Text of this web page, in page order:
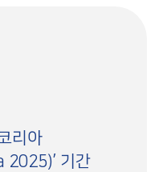
리아
기간